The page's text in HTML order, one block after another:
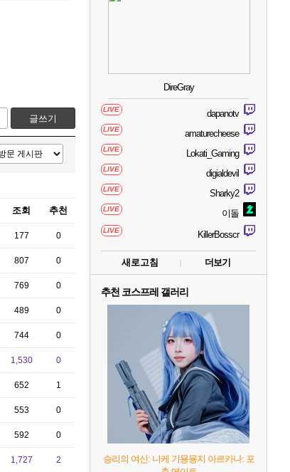
글쓰기
조회 추천
177 0
807 0
769 0
489 0
744 0
1,530 0
652 1
553 0
592 0
1,727 2
DireGray
LIVE dapanotv
LIVE amaturecheese
LIVE Lokati_Gaming
LIVE digialdevil
LIVE Sharky2
LIVE 이돌
LIVE KillerBosscr
새로고침 더보기
추천 코스프레 갤러리
승리의 여신: 니케 기묭묭지 아르카나: 포